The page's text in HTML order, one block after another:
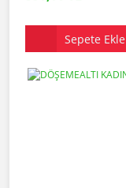
Sepete Ekle